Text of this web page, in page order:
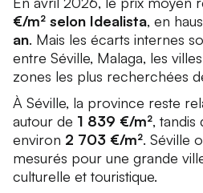
€/m² selon Idealista, en
an. Mais les écarts internes
entre Séville, Malaga, les
zones les plus recherchées
À Séville, la province reste
autour de 1 839 €/m², tandis
environ 2 703 €/m². Séville
mesurés pour une grande
culturelle et touristique.